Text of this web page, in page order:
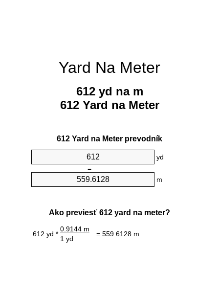
Yard Na Meter
612 yd na m
612 Yard na Meter
612 Yard na Meter prevodník
yd
=
m
Ako previesť 612 yard na meter?
612 yd *
0.9144 m
= 559.6128 m
1 yd